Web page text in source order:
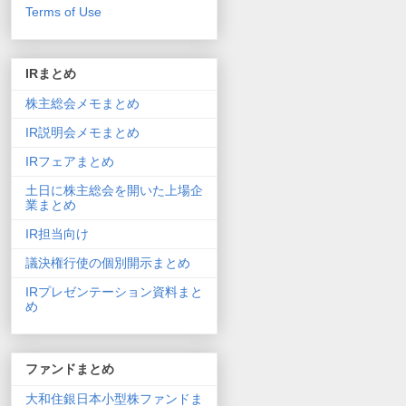
Terms of Use
IRまとめ
株主総会メモまとめ
IR説明会メモまとめ
IRフェアまとめ
土日に株主総会を開いた上場企
業まとめ
IR担当向け
議決権行使の個別開示まとめ
IRプレゼンテーション資料まと
め
ファンドまとめ
大和住銀日本小型株ファンドま